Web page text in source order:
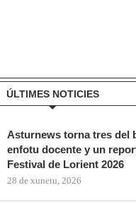
ÚLTIMES NOTICIES
Asturnews torna tres del
enfotu docente y un
Festival de Lorient 2026
28 de xunetu, 2026